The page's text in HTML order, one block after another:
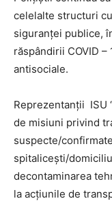
celelalte structuri
siguranței publice,
răspândirii COVID
antisociale.
Reprezentanții ISU
de misiuni privind
suspecte/
spitalicești/
decontaminarea
la acțiunile de